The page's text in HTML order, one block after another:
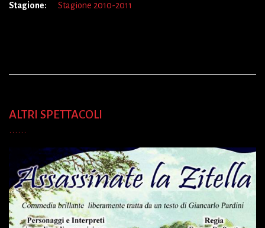
Stagione: Stagione 2010-2011
ALTRI SPETTACOLI